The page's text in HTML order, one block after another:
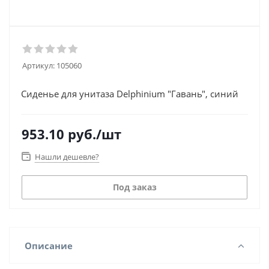
Артикул: 105060
Сиденье для унитаза Delphinium "Гавань", синий
953.10 руб./шт
Нашли дешевле?
Под заказ
Описание